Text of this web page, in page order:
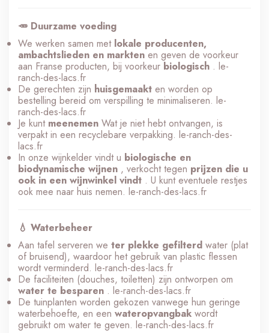
🥕 Duurzame voeding
We werken samen met lokale producenten,
ambachtslieden en markten en geven de voorkeur
aan Franse producten, bij voorkeur biologisch . le-
ranch-des-lacs.fr
De gerechten zijn huisgemaakt en worden op
bestelling bereid om verspilling te minimaliseren. le-
ranch-des-lacs.fr
Je kunt meenemen Wat je niet hebt ontvangen, is
verpakt in een recyclebare verpakking. le-ranch-des-
lacs.fr
In onze wijnkelder vindt u biologische en
biodynamische wijnen , verkocht tegen prijzen die u
ook in een wijnwinkel vindt . U kunt eventuele restjes
ook mee naar huis nemen. le-ranch-des-lacs.fr
💧 Waterbeheer
Aan tafel serveren we ter plekke gefilterd water (plat
of bruisend), waardoor het gebruik van plastic flessen
wordt verminderd. le-ranch-des-lacs.fr
De faciliteiten (douches, toiletten) zijn ontworpen om
water te besparen . le-ranch-des-lacs.fr
De tuinplanten worden gekozen vanwege hun geringe
waterbehoefte, en een wateropvangbak wordt
gebruikt om water te geven. le-ranch-des-lacs.fr